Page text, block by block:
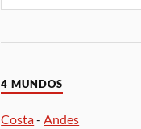
4 MUNDOS
Costa- Andes